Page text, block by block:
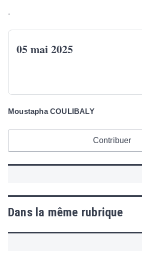
.
05 mai 2025
Moustapha COULIBALY
Contribuer
Dans la même rubrique